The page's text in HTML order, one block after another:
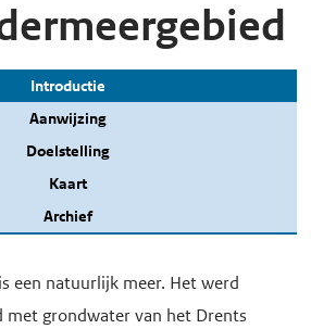
Introductie
Aanwijzing
Doelstelling
Kaart
Archief
een natuurlijk meer. Het werd
met grondwater van het Drents